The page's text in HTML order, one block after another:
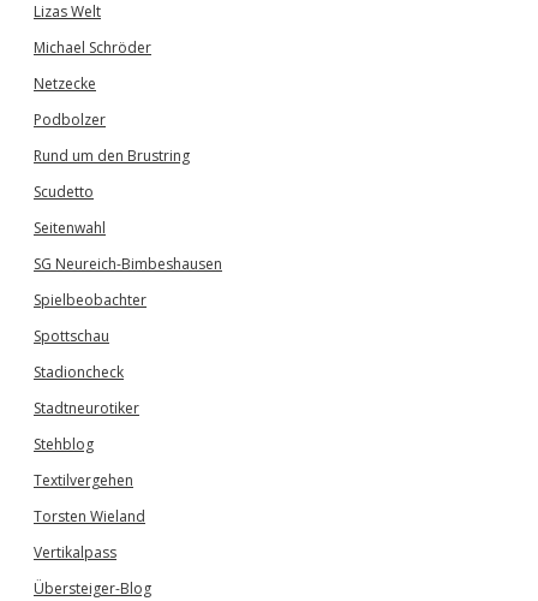
Lizas Welt
Michael Schröder
Netzecke
Podbolzer
Rund um den Brustring
Scudetto
Seitenwahl
SG Neureich-Bimbeshausen
Spielbeobachter
Spottschau
Stadioncheck
Stadtneurotiker
Stehblog
Textilvergehen
Torsten Wieland
Vertikalpass
Übersteiger-Blog